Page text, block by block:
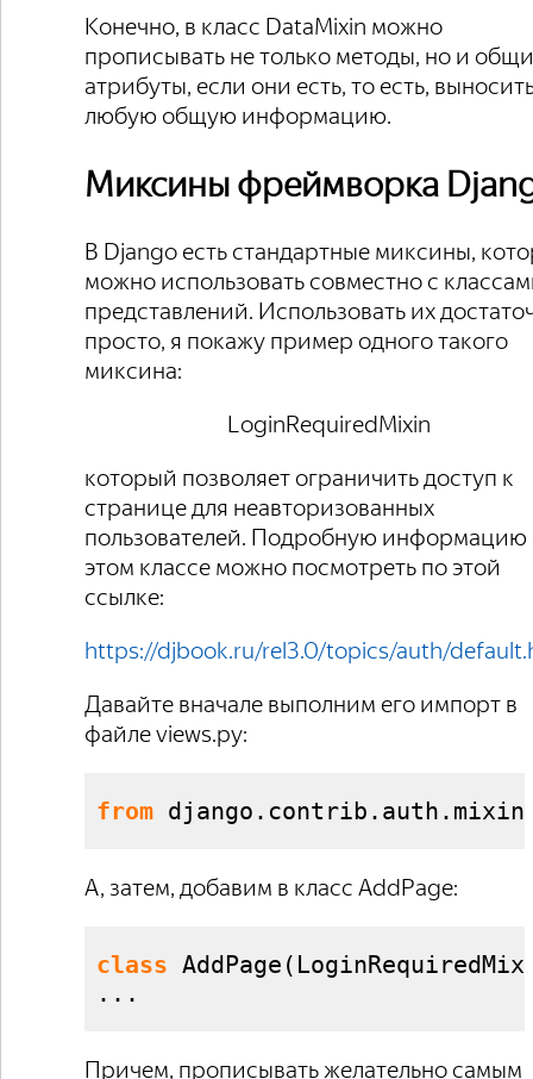
Конечно, в класс DataMixin можно
прописывать не только методы, но и
атрибуты, если они есть, то есть,
любую общую информацию.
Миксины фреймворка
В Django есть стандартные миксины,
можно использовать совместно с
представлений. Использовать их
просто, я покажу пример одного такого
миксина:
LoginRequiredMixin
который позволяет ограничить доступ к
странице для неавторизованных
пользователей. Подробную информацию
этом классе можно посмотреть по этой
ссылке:
https://djbook.ru/rel3.0/topics/auth/
Давайте вначале выполним его импорт в
файле views.py:
from django. contrib . auth .
А, затем, добавим в класс AddPage:
class AddPage (
...
Причем, прописывать желательно самым